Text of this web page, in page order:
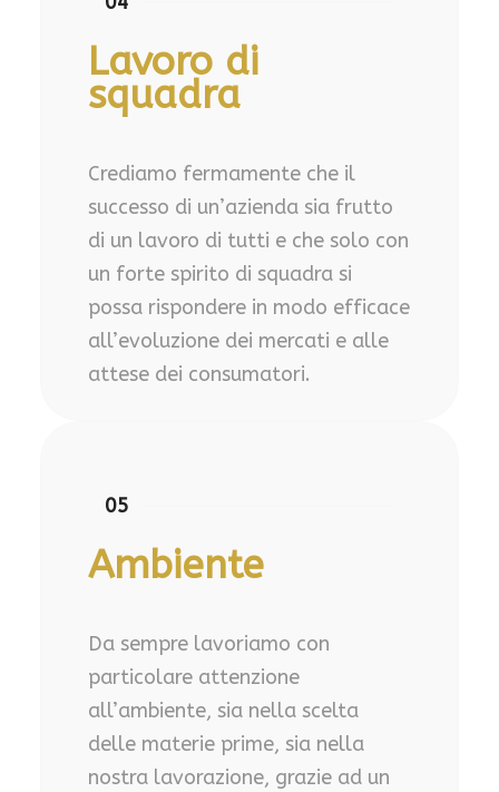
Lavoro di
squadra
Crediamo fermamente che il
successo di un’azienda sia frutto
di un lavoro di tutti e che solo con
un forte spirito di squadra si
possa rispondere in modo efficace
all’evoluzione dei mercati e alle
attese dei consumatori.
05
Ambiente
Da sempre lavoriamo con
particolare attenzione
all’ambiente, sia nella scelta
delle materie prime, sia nella
nostra lavorazione, grazie ad un